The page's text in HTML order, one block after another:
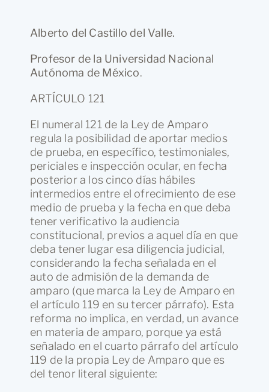
Alberto del Castillo del Valle.
Profesor de la Universidad Nacional
Autónoma de México.
ARTÍCULO 121
El numeral 121 de la Ley de Amparo
regula la posibilidad de aportar medios
de prueba, en específico, testimoniales,
periciales e inspección ocular, en fecha
posterior a los cinco días hábiles
intermedios entre el ofrecimiento de ese
medio de prueba y la fecha en que deba
tener verificativo la audiencia
constitucional, previos a aquel día en que
deba tener lugar esa diligencia judicial,
considerando la fecha señalada en el
auto de admisión de la demanda de
amparo (que marca la Ley de Amparo en
el artículo 119 en su tercer párrafo). Esta
reforma no implica, en verdad, un avance
en materia de amparo, porque ya está
señalado en el cuarto párrafo del artículo
119 de la propia Ley de Amparo que es
del tenor literal siguiente: